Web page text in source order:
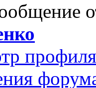
профиля